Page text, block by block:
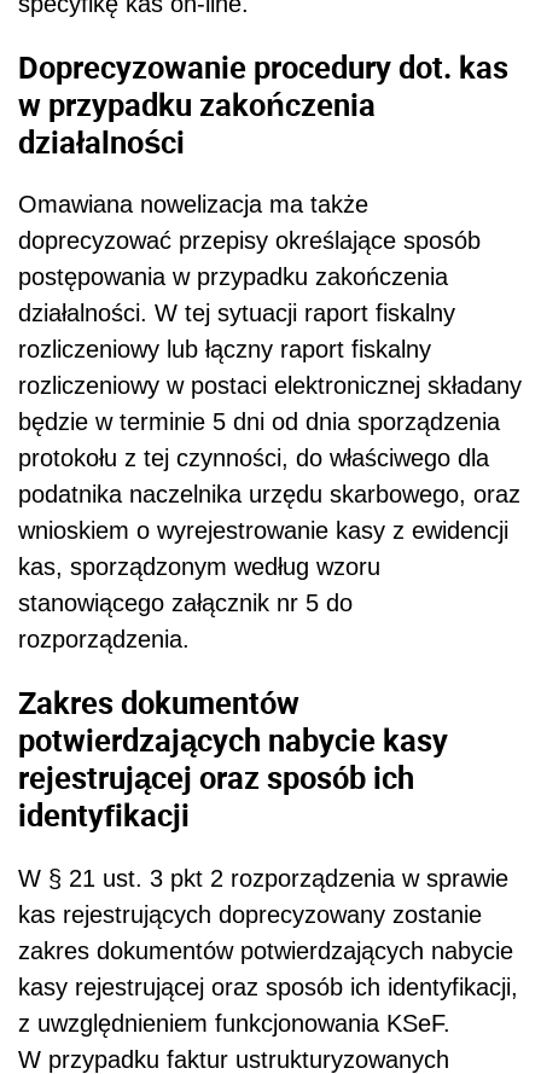
Doprecyzowanie procedury dot. kas
w przypadku zakończenia
działalności
Omawiana nowelizacja ma także
doprecyzować przepisy określające sposób
postępowania w przypadku zakończenia
działalności. W tej sytuacji raport fiskalny
rozliczeniowy lub łączny raport fiskalny
rozliczeniowy w postaci elektronicznej składany
będzie w terminie 5 dni od dnia sporządzenia
protokołu z tej czynności, do właściwego dla
podatnika naczelnika urzędu skarbowego, oraz
wnioskiem o wyrejestrowanie kasy z ewidencji
kas, sporządzonym według wzoru
stanowiącego załącznik nr 5 do
rozporządzenia.
Zakres dokumentów
potwierdzających nabycie kasy
rejestrującej oraz sposób ich
identyfikacji
W § 21 ust. 3 pkt 2 rozporządzenia w sprawie
kas rejestrujących doprecyzowany zostanie
zakres dokumentów potwierdzających nabycie
kasy rejestrującej oraz sposób ich identyfikacji,
z uwzględnieniem funkcjonowania KSeF.
W przypadku faktur ustrukturyzowanych